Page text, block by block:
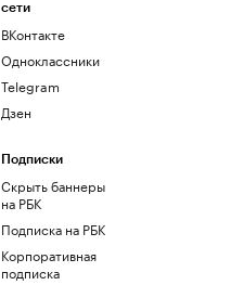
сети
ВКонтакте
Одноклассники
Telegram
Дзен
Подписки
Скрыть баннеры
на РБК
Подписка на РБК
Корпоративная
подписка